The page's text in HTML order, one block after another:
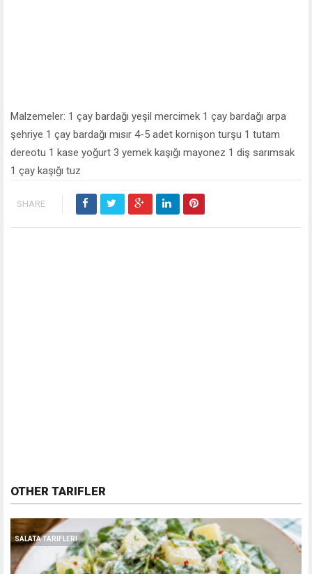
Malzemeler: 1 çay bardağı yeşil mercimek 1 çay bardağı arpa
şehriye 1 çay bardağı mısır 4-5 adet kornişon turşu 1 tutam
dereotu 1 kase yoğurt 3 yemek kaşığı mayonez 1 diş sarımsak
1 çay kaşığı tuz
SHARE
OTHER TARIFLER
SALATA TARIFLERI